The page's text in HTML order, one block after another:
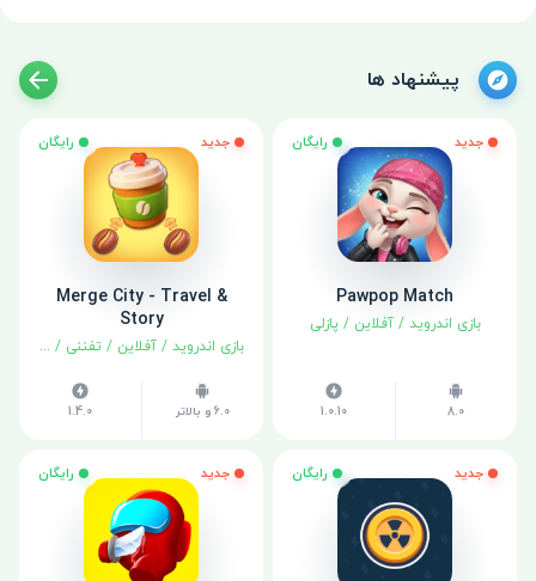
پیشنهاد ها
جدید رایگان
Pawpop Match
بازی اندروید /آفلاین / پازلی
8.0
1.0.10
جدید رایگان
Merge City - Travel &
Story
بازی اندروید / آفلاین / تفننی / شبیه
6.0 و بالاتر 1.4.0
جدید رایگان جدید رایگان